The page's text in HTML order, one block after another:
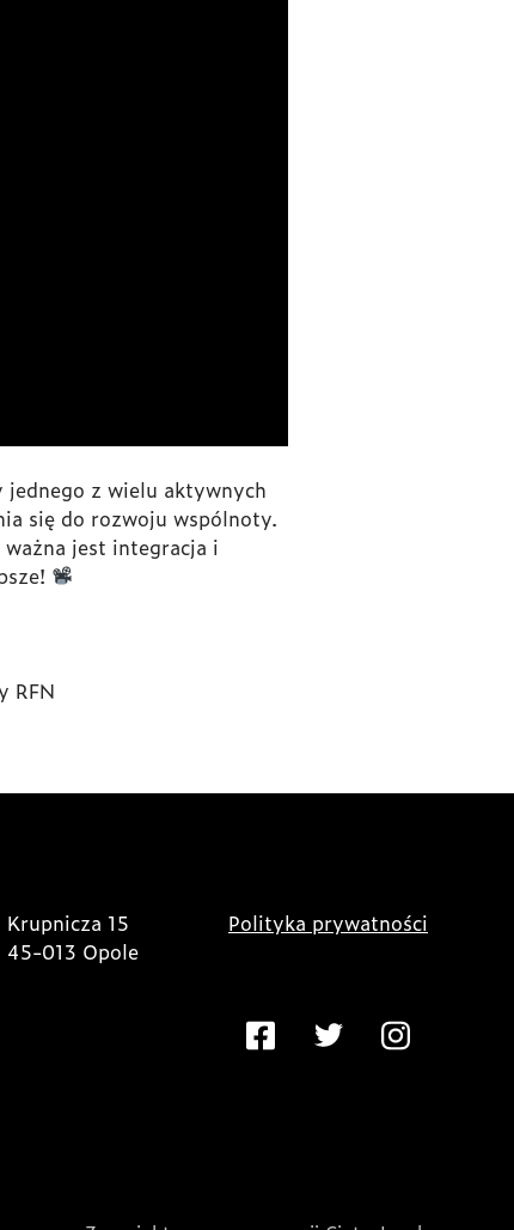
jednego z wielu aktywnych
się do rozwoju wspólnoty.
jest integracja i
RFN
Krupnicza 15
45-013 Opole
Polityka prywatności